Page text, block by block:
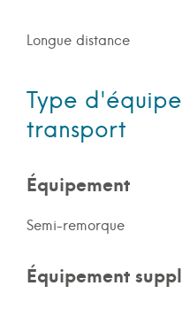
Longue distance
Type
transport
Équipement
Semi-remorque
Équipement